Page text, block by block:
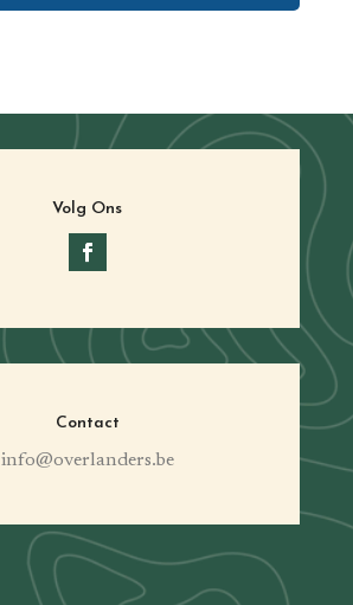
Volg Ons
Contact
info@overlanders.be